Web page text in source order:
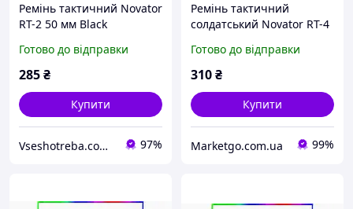
Ремінь тактичний Novator
RT-2 50 мм Black
військових охоронців
поліцейських V_1404
Готово до відправки
285₴
Купити
Vseshotreba.com.ua 97%
Ремінь тактичний
солдатський Novator RT-4
пояс для військових
охоронців поліцейських
Готово до відправки
310₴
Купити
Marketgo.com.ua 99%